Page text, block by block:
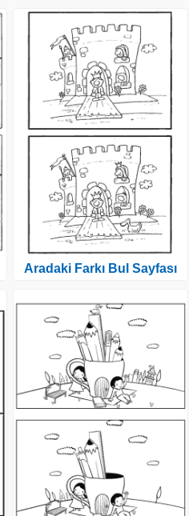
Aradaki Farkı Bul Sayfası